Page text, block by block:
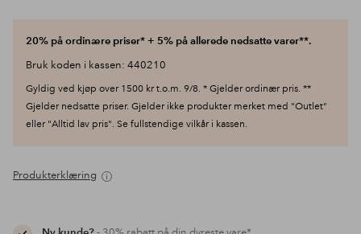
20% på ordinære priser* + 5% på allerede nedsatte varer**.
Bruk koden i kassen: 440210
Gyldig ved kjøp over 1500 kr t.o.m. 9/8. * Gjelder ordinær pris. **
Gjelder nedsatte priser. Gjelder ikke produkter merket med "Outlet"
eller "Alltid lav pris". Se fullstendige vilkår i kassen.
Produkterklæring